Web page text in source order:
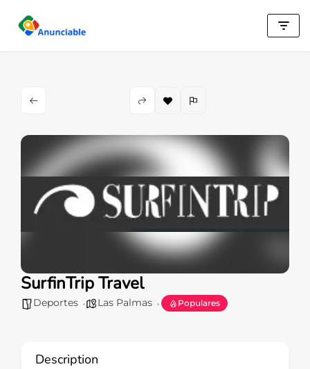
Saltar
SurfinTrip Travel
Deportes Las Palmas Populares
Description